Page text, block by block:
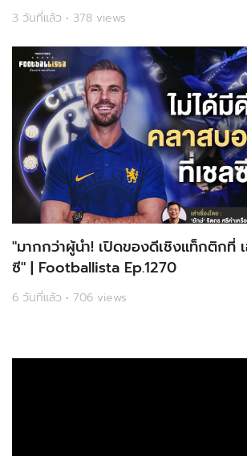
3 วันที่แล้ว • 378 views
"มากกว่าผู้นำ! เปิดของดีเชิงแท็กติกที่
ซี" | Footballista Ep.1270
6 วันที่แล้ว • 706 views